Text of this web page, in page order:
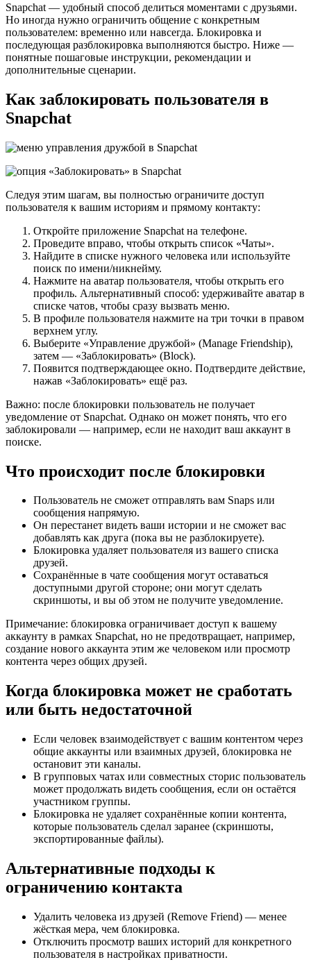
Snapchat — удобный способ делиться моментами с друзьями.
Но иногда нужно ограничить общение с конкретным
пользователем: временно или навсегда. Блокировка и
последующая разблокировка выполняются быстро. Ниже —
понятные пошаговые инструкции, рекомендации и
дополнительные сценарии.
Как заблокировать пользователя в
Snapchat
Следуя этим шагам, вы полностью ограничите доступ
пользователя к вашим историям и прямому контакту:
Откройте приложение Snapchat на телефоне.
Проведите вправо, чтобы открыть список «Чаты».
Найдите в списке нужного человека или используйте
поиск по имени/никнейму.
Нажмите на аватар пользователя, чтобы открыть его
профиль. Альтернативный способ: удерживайте аватар в
списке чатов, чтобы сразу вызвать меню.
В профиле пользователя нажмите на три точки в правом
верхнем углу.
Выберите «Управление дружбой» (Manage Friendship),
затем — «Заблокировать» (Block).
Появится подтверждающее окно. Подтвердите действие,
нажав «Заблокировать» ещё раз.
Важно: после блокировки пользователь не получает
уведомление от Snapchat. Однако он может понять, что его
заблокировали — например, если не находит ваш аккаунт в
поиске.
Что происходит после блокировки
Пользователь не сможет отправлять вам Snaps или
сообщения напрямую.
Он перестанет видеть ваши истории и не сможет вас
добавлять как друга (пока вы не разблокируете).
Блокировка удаляет пользователя из вашего списка
друзей.
Сохранённые в чате сообщения могут оставаться
доступными другой стороне; они могут сделать
скриншоты, и вы об этом не получите уведомление.
Примечание: блокировка ограничивает доступ к вашему
аккаунту в рамках Snapchat, но не предотвращает, например,
создание нового аккаунта этим же человеком или просмотр
контента через общих друзей.
Когда блокировка может не сработать
или быть недостаточной
Если человек взаимодействует с вашим контентом через
общие аккаунты или взаимных друзей, блокировка не
остановит эти каналы.
В групповых чатах или совместных сторис пользователь
может продолжать видеть сообщения, если он остаётся
участником группы.
Блокировка не удаляет сохранённые копии контента,
которые пользователь сделал заранее (скриншоты,
экспортированные файлы).
Альтернативные подходы к
ограничению контакта
Удалить человека из друзей (Remove Friend) — менее
жёсткая мера, чем блокировка.
Отключить просмотр ваших историй для конкретного
пользователя в настройках приватности.